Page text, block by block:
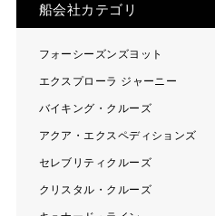
船会社カテゴリ
フォーシーズンズヨット
エクスプローラ ジャーニー
バイキング・クルーズ
アクア・エクスペディションズ
セレブリティクルーズ
クリスタル・クルーズ